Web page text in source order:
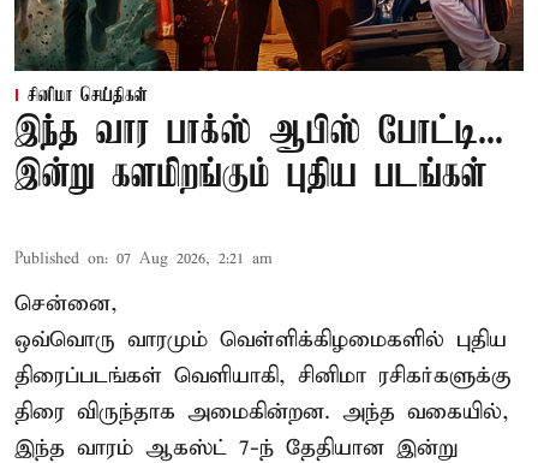
சினிமா செய்திகள்
இந்த வார பாக்ஸ் ஆபிஸ் போட்டி...
இன்று களமிறங்கும் புதிய படங்கள்
Published on: 07 Aug 2026, 2:21 am
சென்னை,
ஒவ்வொரு வாரமும் வெள்ளிக்கிழமைகளில் புதிய
திரைப்படங்கள் வெளியாகி, சினிமா ரசிகர்களுக்கு
திரை விருந்தாக அமைகின்றன. அந்த வகையில்,
இந்த வாரம் ஆகஸ்ட் 7-ந் தேதியான இன்று